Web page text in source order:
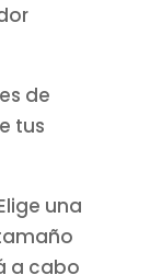
de
tus
una
a cabo